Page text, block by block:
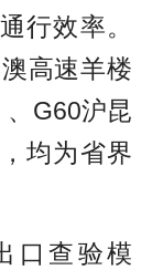
行效率。
高速羊楼
G60沪昆
均为省界
口查验模